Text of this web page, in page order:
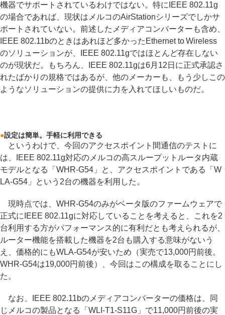
機器でサポートされているわけではない。特にIEEE 802.11g
の場合であれば、現状はメルコのAirStationシリーズでしかサ
ポートされていない。前述したメディアコンバーターも含め、
IEEE 802.11bのときはあれほど多かったEthernet to Wireless
のソリューションが、IEEE 802.11gではほとんど存在しない
のが現状だ。もちろん、IEEE 802.11gは6月12日に正式承認さ
れたばかりの規格ではあるが、他のメーカーも、もう少しこの
ようなソリューションの提供に力を入れてほしいものだ。
●設定は簡単。手軽に利用できる
というわけで、今回のアクセスポイント間通信のテストに
は、IEEE 802.11g対応のメルコの高スループットルータ内蔵
モデルとなる「WHR-G54」と、アクセスポイントである「W
LA-G54」という2台の機器を利用した。
現時点では、WHR-G54のみがベータ版のファームウェアで
正式にIEEE 802.11gに対応していることを考えると、これを2
台利用する方がパフォーマンス的に有利だとも考えられるが、
ルーター機能を搭載した機器を2台も購入する意味がないう
え、価格的にもWLA-G54が安いため（実売で13,000円前後。
WHR-G54は19,000円前後）、今回はこの構成を取ることにし
た。
なお、IEEE 802.11bのメディアコンバーターの価格は、同
じメルコの製品となる「WLI-T1-S11G」で11,000円前後の実